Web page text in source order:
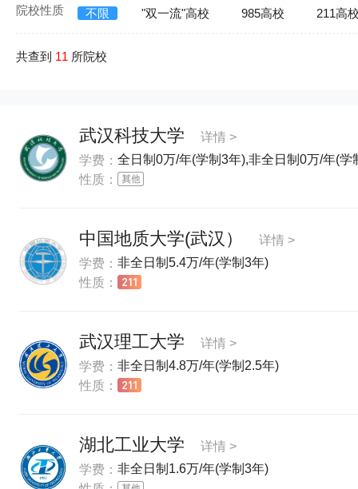
院校性质 不限 "双一流"高校 985高校 211高
共查到 11 所院校
武汉科技大学
详情 >
学费： 全日制0万/年(学制3年),非全日制0万/年(学
性质：
中国地质大学(武汉）
详情 >
学费： 非全日制5.4万/年(学制3年)
性质：
武汉理工大学
详情 >
学费： 非全日制4.8万/年(学制2.5年)
性质：
湖北工业大学
详情 >
学费： 非全日制1.6万/年(学制3年)